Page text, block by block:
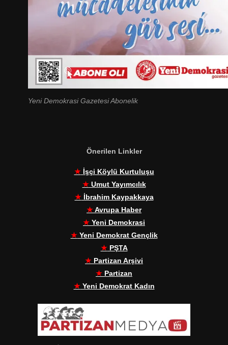
Yeni Demokrasi Gazetesi Abonelik
Önerilen Linkler
★İşçi Köylü Kurtuluşu
★Umut Yayımcılık
★İbrahim Kaypakkaya
★Avrupa Haber
★ Yeni Demokrasi
★Yeni Demokrat Gençlik
★PŞTA
★ Partizan Arşivi
★ Partizan
★Yeni Demokrat Kadın